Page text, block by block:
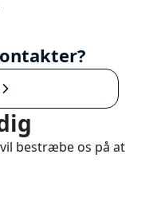
bestræbe os på at